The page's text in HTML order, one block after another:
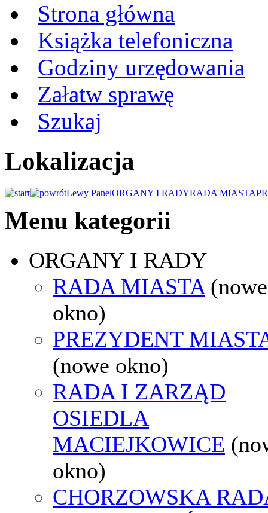
Strona główna
Książka telefoniczna
Godziny urzędowania
Załatw sprawę
Szukaj
Lokalizacja
Lewy PanelORGANY I RADYRADA MIASTA
Menu kategorii
ORGANY I RADY
RADA MIASTA (nowe
okno)
PREZYDENT
(nowe okno)
RADA I ZARZĄD
OSIEDLA
MACIEJKOWICE
okno)
CHORZOWSKA